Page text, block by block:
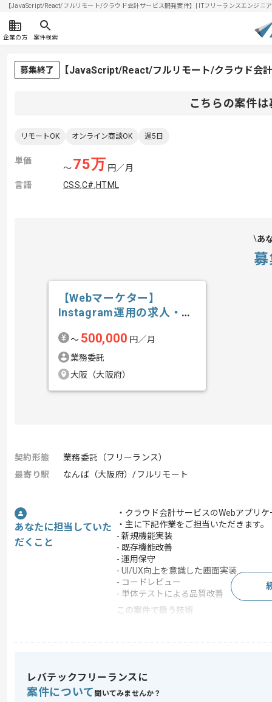
【JavaScript/React/フルリモート/クラウド会計サービス開発案件】| ITフリーランスエンジ
企業の方 案件検索
募集終了 【JavaScript/React/フルリモート/クラウド会
こちらの案件
リモートOK オンライン商談OK 週5日
単価
〜75万 円／月
言語
CSS,C#,HTML
あ
【Webマーケター】
Instagram運用の求人・案
〜 500,000 円／月
業務委託
大阪（大阪府）
契約形態
業務委託（フリーランス）
最寄り駅
なんば（大阪府）/フルリモート
あなたに担当していた
だくこと
・クラウド会計サービスのWebアプリ
・主に下記作業をご担当いただきます。
- 新規機能実装
- 既存機能改善
- 運用保守
- UI/UX向上を意識した画面実装
- コードレビュー
- 単体テストによる品質改善
この案件で扱う技術
開発ツール
レバテックフリーランスに
案件について 聞いてみませんか？